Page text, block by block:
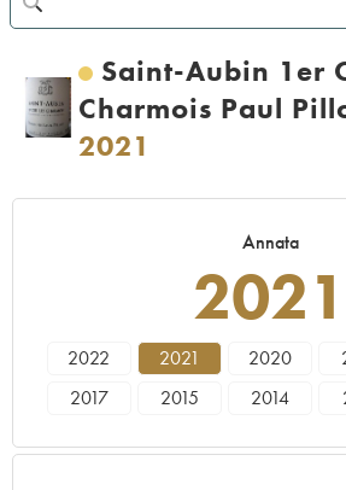
Saint-Aubin 1er
Charmois Paul
2021
Annata
2021
2022 2021 2020
2017
2015 2014